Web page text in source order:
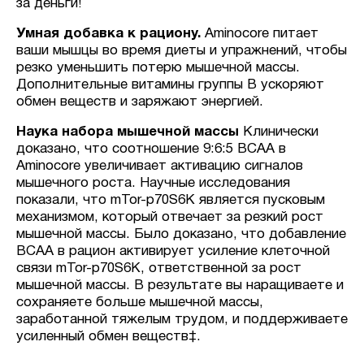
за деньги!
Умная добавка к рациону. Aminocore питает
ваши мышцы во время диеты и упражнений, чтобы
резко уменьшить потерю мышечной массы.
Дополнительные витамины группы B ускоряют
обмен веществ и заряжают энергией.
Наука набора мышечной массы Клинически
доказано, что соотношение 9:6:5 BCAA в
Aminocore увеличивает активацию сигналов
мышечного роста. Научные исследования
показали, что mTor-p70S6K является пусковым
механизмом, который отвечает за резкий рост
мышечной массы. Было доказано, что добавление
BCAA в рацион активирует усиление клеточной
связи mTor-p70S6K, ответственной за рост
мышечной массы. В результате вы наращиваете и
сохраняете больше мышечной массы,
заработанной тяжелым трудом, и поддерживаете
усиленный обмен веществ‡.